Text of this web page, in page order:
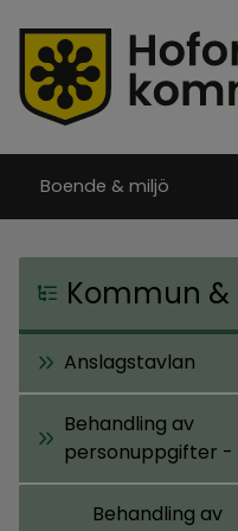
Boende & miljö
Kommun &
Anslagstavlan
Behandling av
personuppgifter -
Behandling av